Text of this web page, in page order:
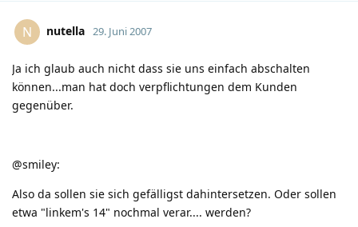
N nutella 29. Juni 2007
Ja ich glaub auch nicht dass sie uns einfach abschalten
können...man hat doch verpflichtungen dem Kunden
gegenüber.
@smiley:
Also da sollen sie sich gefälligst dahintersetzen. Oder sollen
etwa "linkem's 14" nochmal verar.... werden?